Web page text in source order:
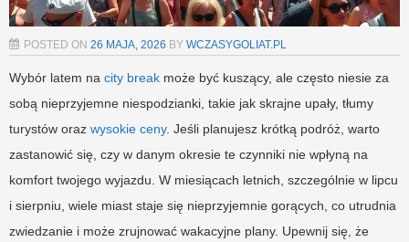
POSTED ON 26 MAJA, 2026 BY WCZASYGOLIAT.PL
Wybór latem na city break może być kuszący, ale często niesie za
sobą nieprzyjemne niespodzianki, takie jak skrajne upały, tłumy
turystów oraz wysokie ceny. Jeśli planujesz krótką podróż, warto
zastanowić się, czy w danym okresie te czynniki nie wpłyną na
komfort twojego wyjazdu. W miesiącach letnich, szczególnie w lipcu
i sierpniu, wiele miast staje się nieprzyjemnie gorących, co utrudnia
zwiedzanie i może zrujnować wakacyjne plany. Upewnij się, że